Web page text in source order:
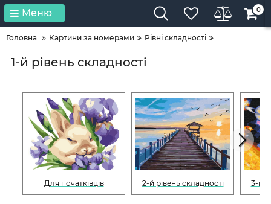
Меню 0
Головна Картини за номерами Рівні складності ...
1-й рівень складності
Для початківців 2-й рівень складності 3-й